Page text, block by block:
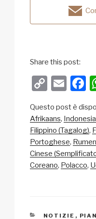
Share this post:
C
p
y
Li
n
E
ail
F
c
e
b
o
Questo post è
Afrikaans
Filippino (Tagalog)
Portoghese
Cinese
Coreano Polacco
CATEGORIE
NOTIZIE ,